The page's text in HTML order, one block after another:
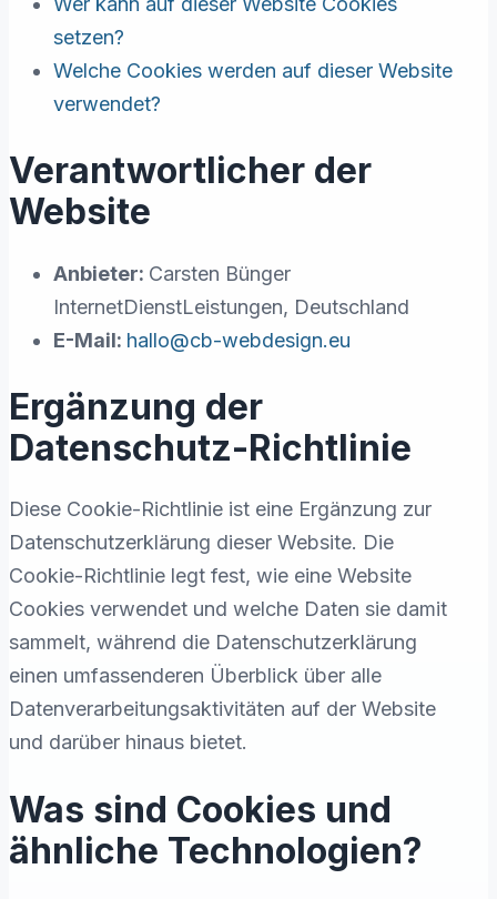
setzen?
Welche Cookies werden auf dieser Website
verwendet?
Verantwortlicher der
Website
Anbieter: Carsten Bünger
InternetDienstLeistungen, Deutschland
E-Mail: hallo@cb-webdesign.eu
Ergänzung der
Datenschutz-Richtlinie
Diese Cookie-Richtlinie ist eine Ergänzung zur
Datenschutzerklärung dieser Website. Die
Cookie-Richtlinie legt fest, wie eine Website
Cookies verwendet und welche Daten sie damit
sammelt, während die Datenschutzerklärung
einen umfassenderen Überblick über alle
Datenverarbeitungsaktivitäten auf der Website
und darüber hinaus bietet.
Was sind Cookies und
ähnliche Technologien?